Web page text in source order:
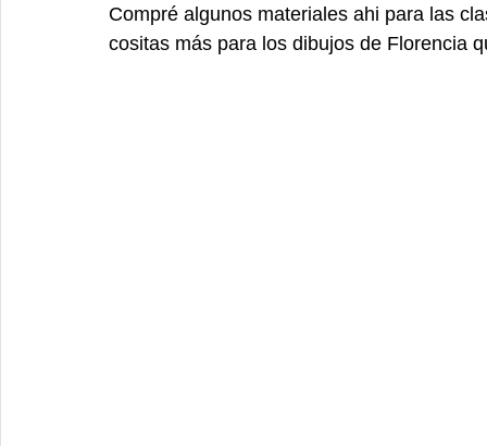
Compré algunos materiales ahi para las
cositas más para los dibujos de Florencia